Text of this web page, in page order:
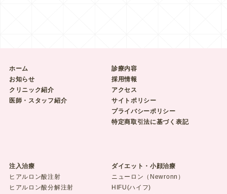
ホーム
お知らせ
クリニック紹介
医師・スタッフ紹介
診療内容
採用情報
アクセス
サイトポリシー
プライバシーポリシー
特定商取引法に基づく表記
注入治療
ヒアルロン酸注射
ヒアルロン酸分解注射
ダイエット・小顔治療
ニューロン（Newronn）
HIFU(ハイフ)